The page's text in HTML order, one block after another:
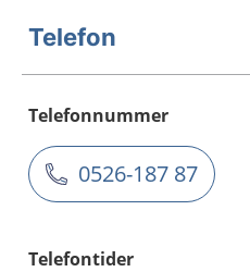
Telefon
Telefonnummer
0526-187 87
Telefontider